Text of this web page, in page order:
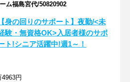
ム福島宮代/50820902
【身の回りのサポート】夜勤/<未
験・無資格OK>入居者様のサポ
ト!シニア活躍中!週1～！
4963円